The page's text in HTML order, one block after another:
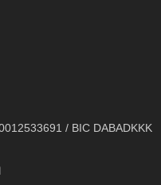
/ BIC DABADKKK